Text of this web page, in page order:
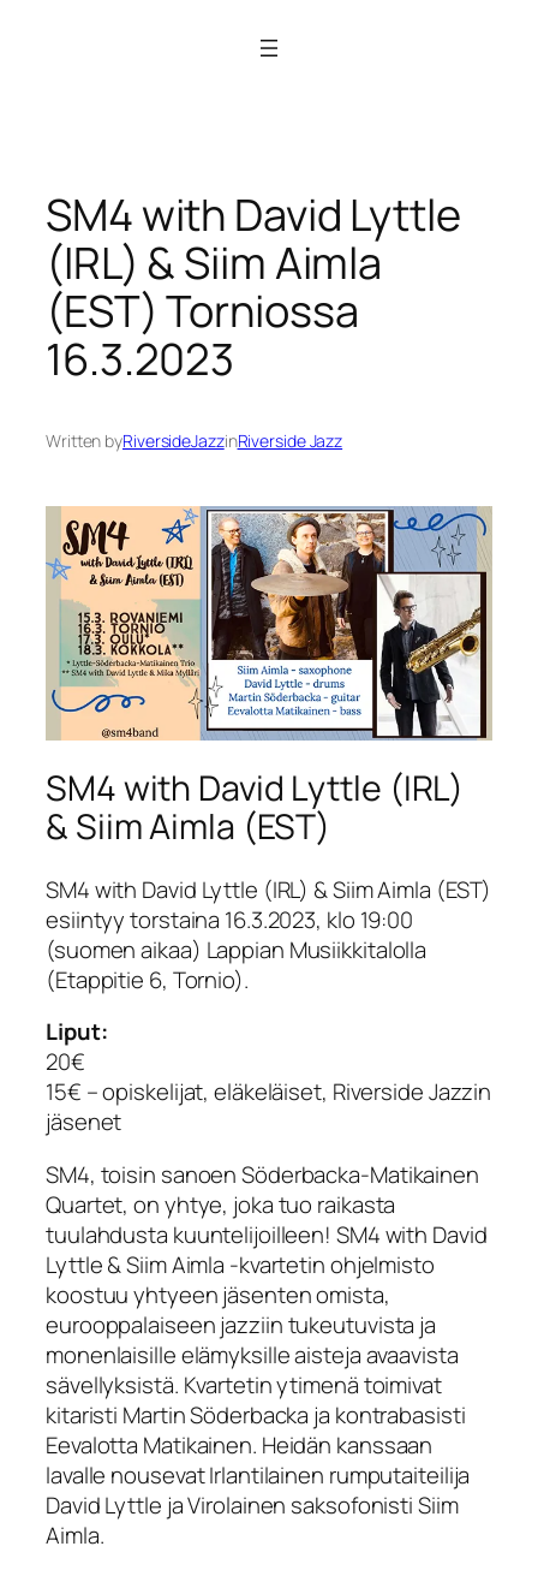
SM4 with David Lyttle
(IRL) & Siim Aimla
(EST) Torniossa
16.3.2023
Written byRiversideJazzinRiverside Jazz
SM4 with David Lyttle (IRL)
& Siim Aimla (EST)
SM4 with David Lyttle (IRL) & Siim Aimla (EST)
esiintyy torstaina 16.3.2023, klo 19:00
(suomen aikaa) Lappian Musiikkitalolla
(Etappitie 6, Tornio).
Liput:
20€
15€ – opiskelijat, eläkeläiset, Riverside Jazzin
jäsenet
SM4, toisin sanoen Söderbacka-Matikainen
Quartet, on yhtye, joka tuo raikasta
tuulahdusta kuuntelijoilleen! SM4 with David
Lyttle & Siim Aimla -kvartetin ohjelmisto
koostuu yhtyeen jäsenten omista,
eurooppalaiseen jazziin tukeutuvista ja
monenlaisille elämyksille aisteja avaavista
sävellyksistä. Kvartetin ytimenä toimivat
kitaristi Martin Söderbacka ja kontrabasisti
Eevalotta Matikainen. Heidän kanssaan
lavalle nousevat Irlantilainen rumputaiteilija
David Lyttle ja Virolainen saksofonisti Siim
Aimla.